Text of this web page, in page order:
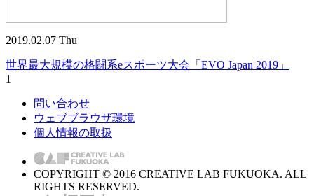
2019.02.07 Thu
世界最大規模の格闘系eスポーツ大会「EVO Japan 2019」
1
問い合わせ
ウェブブラウザ環境
個人情報の取扱
COPYRIGHT © 2016 CREATIVE LAB FUKUOKA. ALL
RIGHTS RESERVED.